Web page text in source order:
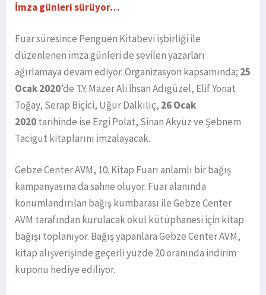
İmza günleri sürüyor…
Fuar süresince Penguen Kitabevi işbirliği ile
düzenlenen imza günleri de sevilen yazarları
ağırlamaya devam ediyor. Organizasyon kapsamında; 25
Ocak 2020’de T.Y. Mazer Ali İhsan Adıgüzel, Elif Yonat
Toğay, Serap Biçici, Uğur Dalkılıç, 26 Ocak
2020tarihinde ise Ezgi Polat, Sinan Akyüz ve Şebnem
Tacigut kitaplarını imzalayacak.
Gebze Center AVM, 10. Kitap Fuarı anlamlı bir bağış
kampanyasına da sahne oluyor. Fuar alanında
konumlandırılan bağış kumbarası ile Gebze Center
AVM tarafından kurulacak okul kütüphanesi için kitap
bağışı toplanıyor. Bağış yapanlara Gebze Center AVM,
kitap alışverişinde geçerli yüzde 20 oranında indirim
kuponu hediye ediliyor.